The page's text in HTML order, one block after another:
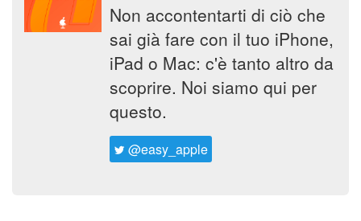
Non accontentarti di ciò che
sai già fare con il tuo iPhone,
iPad o Mac: c'è tanto altro da
scoprire. Noi siamo qui per
questo.
@easy_apple